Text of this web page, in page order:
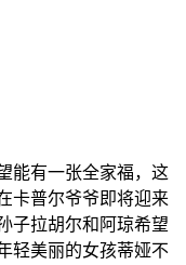
能有一张全家福，这
卡普尔爷爷即将迎来
子拉胡尔和阿琼希望
轻美丽的女孩蒂娅不